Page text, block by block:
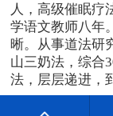
人，高级催眠疗
学语文教师八年
晰。从事道法研
山三奶法，综合
法，层层递进，